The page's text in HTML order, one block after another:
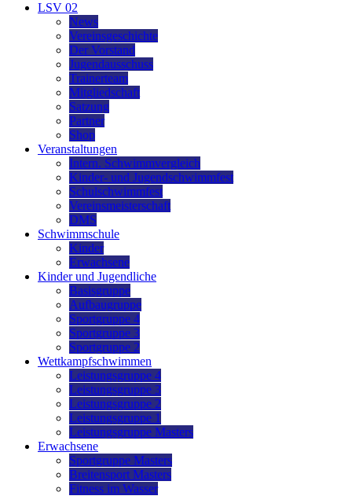
LSV 02
News
Vereinsgeschichte
Der Vorstand
Jugendausschuss
Trainerteam
Mitgliedschaft
Satzung
Partner
Shop
Veranstaltungen
Intern. Schwimmvergleich
Kinder- und Jugendschwimmfest
Schulschwimmfest
Vereinsmeisterschaft
DMS
Schwimmschule
Kinder
Erwachsene
Kinder und Jugendliche
Basisgruppe
Aufbaugruppe
Sportgruppe 4
Sportgruppe 3
Sportgruppe 2
Wettkampfschwimmen
Leistungsgruppe 4
Leistungsgruppe 3
Leistungsgruppe 2
Leistungsgruppe 1
Leistungsgruppe Masters
Erwachsene
Sportgruppe Masters
Breitensport Masters
Fitness im Wasser